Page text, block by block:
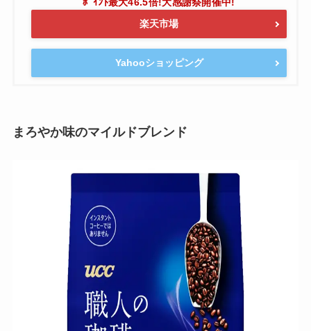
楽天市場
Yahooショッピング
まろやか味のマイルドブレンド